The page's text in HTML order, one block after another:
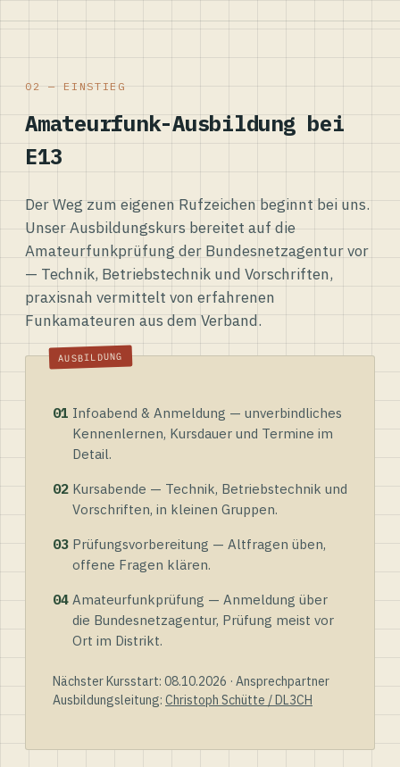
02 — EINSTIEG
Amateurfunk-Ausbildung bei
E13
Der Weg zum eigenen Rufzeichen beginnt bei uns.
Unser Ausbildungskurs bereitet auf die
Amateurfunkprüfung der Bundesnetzagentur vor
— Technik, Betriebstechnik und Vorschriften,
praxisnah vermittelt von erfahrenen
Funkamateuren aus dem Verband.
01 Infoabend & Anmeldung — unverbindliches
Kennenlernen, Kursdauer und Termine im
Detail.
02 Kursabende — Technik, Betriebstechnik und
Vorschriften, in kleinen Gruppen.
03 Prüfungsvorbereitung — Altfragen üben,
offene Fragen klären.
04 Amateurfunkprüfung — Anmeldung über
die Bundesnetzagentur, Prüfung meist vor
Ort im Distrikt.
Nächster Kursstart: 08.10.2026 · Ansprechpartner
Ausbildungsleitung: Christoph Schütte / DL3CH